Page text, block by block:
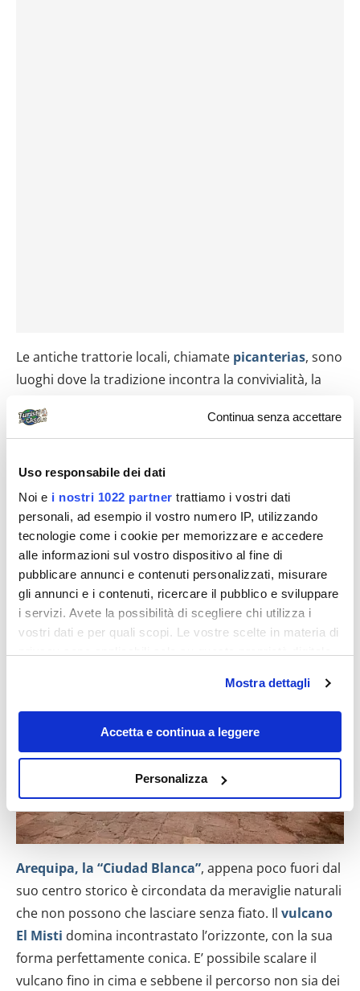
Continua senza accettare
Uso responsabile dei dati
Noi e i nostri 1022 partner trattiamo i vostri dati
personali, ad esempio il vostro numero IP, utilizzando
tecnologie come i cookie per memorizzare e accedere
alle informazioni sul vostro dispositivo al fine di
pubblicare annunci e contenuti personalizzati, misurare
gli annunci e i contenuti, ricercare il pubblico e sviluppare
i servizi. Avete la possibilità di scegliere chi utilizza i
vostri dati e per quali scopi. Le vostre scelte in materia di
modificare o revocare il proprio consenso in qualsiasi
momento dalla Dichiarazione sui cookie o facendo clic
sull'icona di attivazione della privacy.
raccogliere informazioni sulla tua posizione
geografica, con un'approssimazione di qualche
metro,
Identificare il tuo dispositivo, scansionandolo
attivamente alla ricerca di caratteristiche specifiche
(impronte digitali).
Approfondisci come vengono elaborati i tuoi dati personali
e imposta le tue preferenze nellasezione dettagli
dalla Dichiarazione sui cookie.
Mostra dettagli
Accetta e continua a leggere
Personalizza
Le antiche trattorie locali, chiamate picanterias, sono
luoghi dove la tradizione incontra la convivialità, la
solterito de queso
, un’insalata di fagioli e formaggio,
cannella e cocco. Immancabile a legare il tutto, un bel
bicchiere dichicha de jora, una bevanda a base di
mais fermentato che affonda le sue radici nella notte
dei tempi, fino alle tradizioni incaiche.
Vulcani e il Canyon del Colca:
Arequipa oltre il centro storico
Arequipa, la “Ciudad Blanca”, appena poco fuori dal
suo centro storico è circondata da meraviglie naturali
che non possono che lasciare senza fiato. Il vulcano
El Misti domina incontrastato l’orizzonte, con la sua
forma perfettamente conica. E’ possibile scalare il
vulcano fino in cima e sebbene il percorso non sia dei